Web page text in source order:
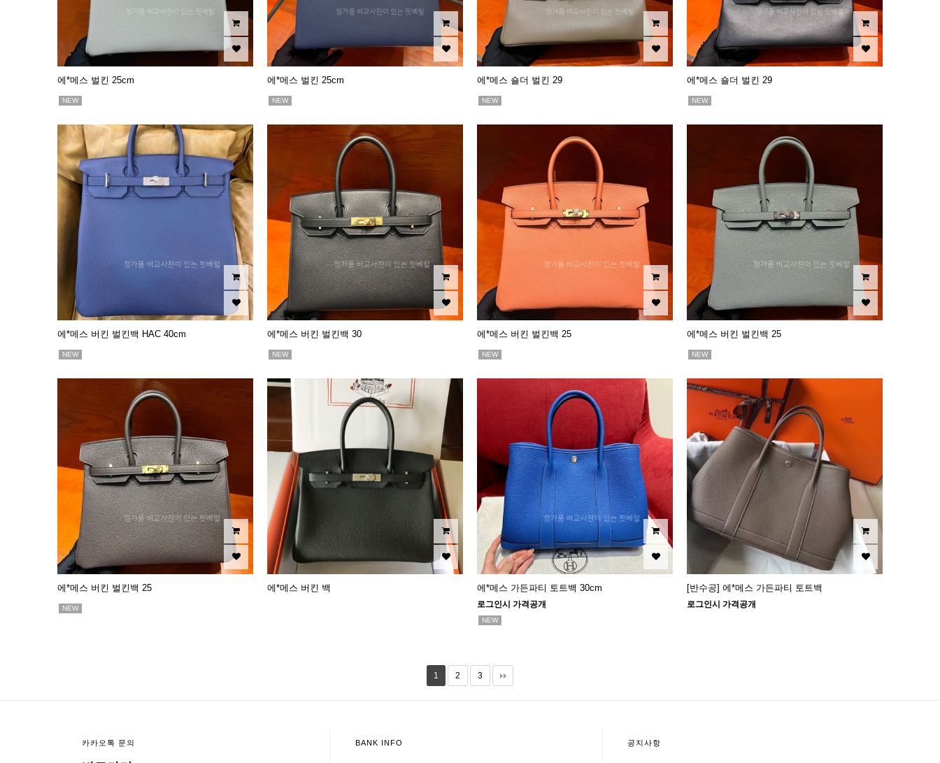
에*메스 벌킨 25cm
NEW
에*메스 벌킨 25cm
NEW
에*메스 숄더 벌킨 29
NEW
에*메스 숄더 벌킨 29
NEW
에*메스 버킨 벌킨백 HAC 40cm
NEW
에*메스 버킨 벌킨백 30
NEW
에*메스 버킨 벌킨백 25
NEW
에*메스 버킨 벌킨백 25
NEW
에*메스 버킨 벌킨백 25
NEW
에*메스 버킨 백 에*메스 가든파티 토트백 30cm
로그인시 가격공개
NEW
[반수공] 에*메스 가든파티 토트백
로그인시 가격공개
1 2 3
카카오톡 문의 BANK INFO 공지사항